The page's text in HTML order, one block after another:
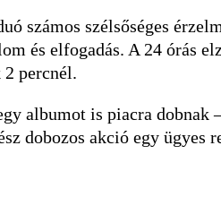
számos szélsőséges
és elfogadás. A 24 órás
2 percnél.
albumot is piacra
dobozos akció egy ügyes